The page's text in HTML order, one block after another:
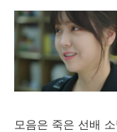
모음은 죽은 선배